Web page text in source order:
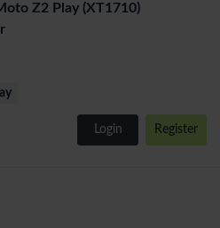
Z2 Play (XT1710)
Login Register